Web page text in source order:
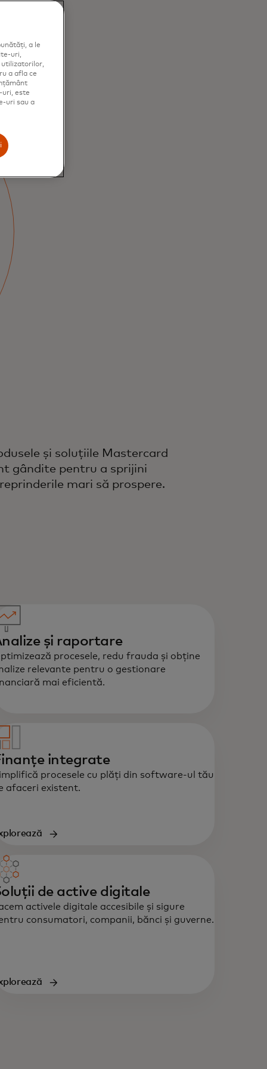
și soluțiile Mastercard
gândite pentru a sprijini
mari să prospere.
și raportare
procesele, redu frauda și obține
relevante pentru o gestionare
mai eficientă.
integrate
procesele cu plăți din software-ul tău
afaceri existent.
de active digitale
activele digitale accesibile și sigure
consumatori, companii, bănci și guverne.
a le
uri,
a afla ce
uri, este
uri sau a